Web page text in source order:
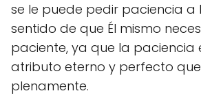
se le puede pedir paciencia a
sentido de que Él mismo
paciente, ya que la paciencia
atributo eterno y perfecto que
plenamente.